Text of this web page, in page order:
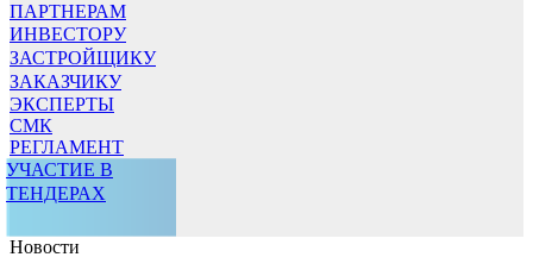
ПАРТНЕРАМ
ИНВЕСТОРУ
ЗАСТРОЙЩИКУ
ЗАКАЗЧИКУ
ЭКСПЕРТЫ
СМК
РЕГЛАМЕНТ
УЧАСТИЕ В
ТЕНДЕРАХ
Новости